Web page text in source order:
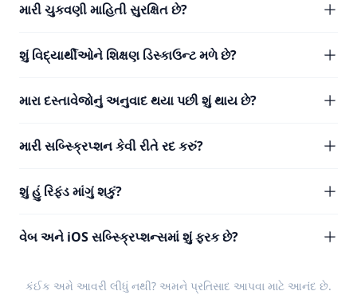
મારી ચુકવણી માહિતી સુરક્ષિત છે?
શું વિદ્યાર્થીઓને શિક્ષણ ડિસ્કાઉન્ટ મળે છે?
મારા દસ્તાવેજોનું અનુવાદ થયા પછી શું થાય છે?
મારી સબ્સ્ક્રિપ્શન કેવી રીતે રદ કરું?
શું હું રિફંડ માંગું શકું?
વેબ અને iOS સબ્સ્ક્રિપ્શન્સમાં શું ફરક છે?
કંઈક અમે આવરી લીધું નથી? અમને પ્રતિસાદ આપવા માટે આનંદ છે.